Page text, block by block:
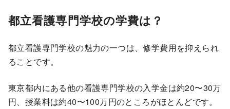
都立看護専門学校の学費は？
都立看護専門学校の魅力の一つは、修学費用を抑えられ
ることです。
東京都内にある他の看護専門学校の入学金は約20〜30万
円、授業料は約40〜100万円のところがほとんどです。